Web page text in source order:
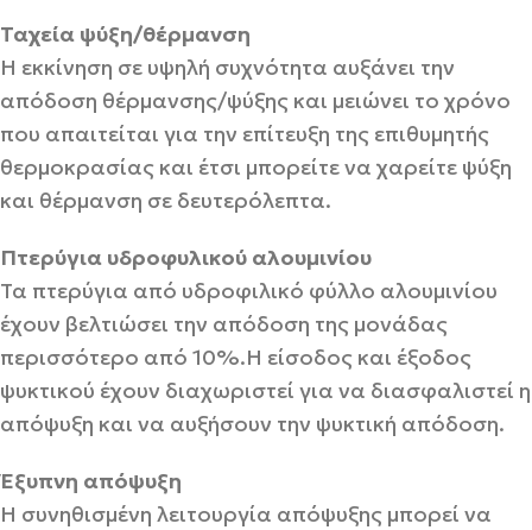
Ταχεία ψύξη/θέρμανση
Η εκκίνηση σε υψηλή συχνότητα αυξάνει την
απόδοση θέρμανσης/ψύξης και μειώνει το χρόνο
που απαιτείται για την επίτευξη της επιθυμητής
θερμοκρασίας και έτσι μπορείτε να χαρείτε ψύξη
και θέρμανση σε δευτερόλεπτα.
Πτερύγια υδροφυλικού αλουμινίου
Τα πτερύγια από υδροφιλικό φύλλο αλουμινίου
έχουν βελτιώσει την απόδοση της μονάδας
περισσότερο από 10%.Η είσοδος και έξοδος
ψυκτικού έχουν διαχωριστεί για να διασφαλιστεί η
απόψυξη και να αυξήσουν την ψυκτική απόδοση.
Έξυπνη απόψυξη
Η συνηθισμένη λειτουργία απόψυξης μπορεί να